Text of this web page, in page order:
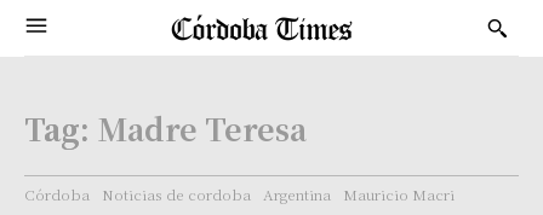
Tag: Madre Teresa
Córdoba Noticias de cordoba Argentina
Mauricio Macri